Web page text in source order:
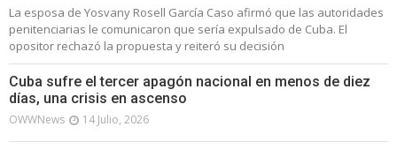
La esposa de Yosvany Rosell García Caso afirmó que las autoridades
penitenciarias le comunicaron que sería expulsado de Cuba. El
opositor rechazó la propuesta y reiteró su decisión
Cuba sufre el tercer apagón nacional en menos de diez
días, una crisis en ascenso
OWWNews 14 Julio, 2026